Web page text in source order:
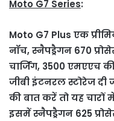
Moto G7 Series:
Moto G7 Plus एक
नॉच, स्नैपड्रैगन 670
चार्जिंग, 3500 एमएएच
जीबी इंटनरल स्टोरेज दी
की बात करें तो यह
इसमें स्नैपड्रैगन 625